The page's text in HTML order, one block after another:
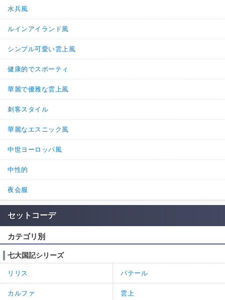
水兵風
ルインアイランド風
シンプル可愛い雲上風
健康的でスポーティ
華麗で優雅な雲上風
刺客スタイル
華麗なエスニック風
中世ヨーロッパ風
中性的
夜会服
セットコーデ
カテゴリ別
七大国記シリーズ
リリス パテール
カルファ 雲上